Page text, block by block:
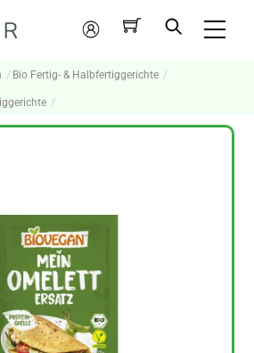
Mein
Konto
Bio Fertig- & Halbfertiggerichte